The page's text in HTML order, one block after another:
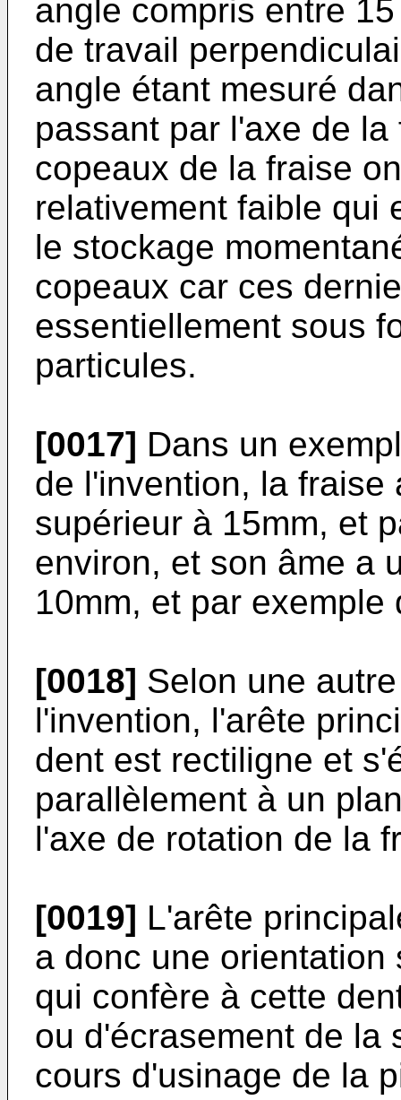
angle compris entre
de travail
angle étant mesuré
passant par l'axe de
copeaux de la fraise
relativement faible qui
le stockage
copeaux car ces
essentiellement sous
particules.
[0017] Dans un
de l'invention, la fraise
supérieur à 15mm, et
environ, et son âme a
10mm, et par exemple
[0018] Selon une
l'invention, l'arête
dent est rectiligne et
parallèlement à un
l'axe de rotation de la
[0019] L'arête
a donc une
qui confère à cette
ou d'écrasement de la
cours d'usinage de la